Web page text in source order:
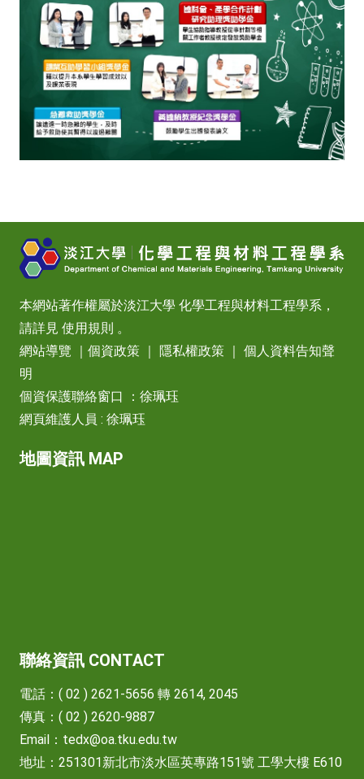
本網站著作權屬於淡江大學 化學工程與材料工程學系，
請詳見 使用規則 。
網站導覽
個資政策 隱私權政策
個人資料告知聲
明
個資保護聯絡窗口 ：徐珮珏
網頁維護人員 : 徐珮珏
地圖資訊 MAP
聯絡資訊 CONTACT
電話：( 02 ) 2621-5656 轉 2614, 2045
傳真：( 02 ) 2620-9887
Email： tedx@oa.tku.edu.tw
地址：251301新北市淡水區英專路151號 工學大樓 E610